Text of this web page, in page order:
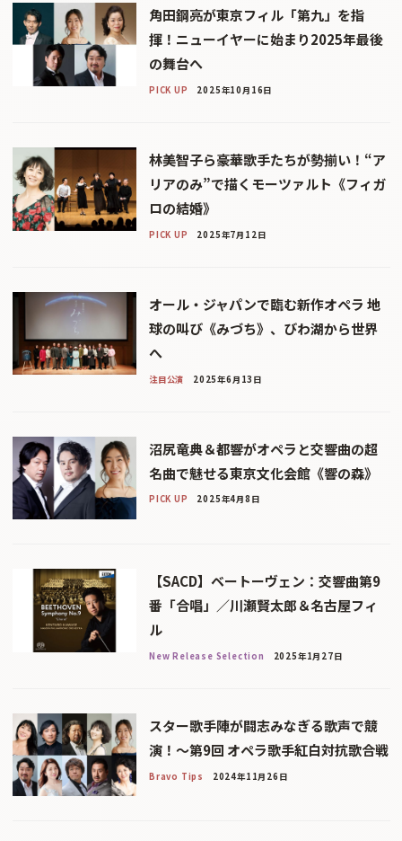
角田鋼亮が東京フィル「第九」を指
揮！ニューイヤーに始まり2025年最後
の舞台へ
PICK UP 2025年10月16日
林美智子ら豪華歌手たちが勢揃い！“ア
リアのみ”で描くモーツァルト《フィガ
ロの結婚》
PICK UP 2025年7月12日
オール・ジャパンで臨む新作オペラ 地
球の叫び《みづち》、びわ湖から世界
へ
注目公演 2025年6月13日
沼尻竜典＆都響がオペラと交響曲の超
名曲で魅せる東京文化会館《響の森》
PICK UP 2025年4月8日
【SACD】ベートーヴェン：交響曲第9
番「合唱」／川瀬賢太郎＆名古屋フィ
ル
New Release Selection 2025年1月27日
スター歌手陣が闘志みなぎる歌声で競
演！〜第9回 オペラ歌手紅白対抗歌合戦
Bravo Tips 2024年11月26日